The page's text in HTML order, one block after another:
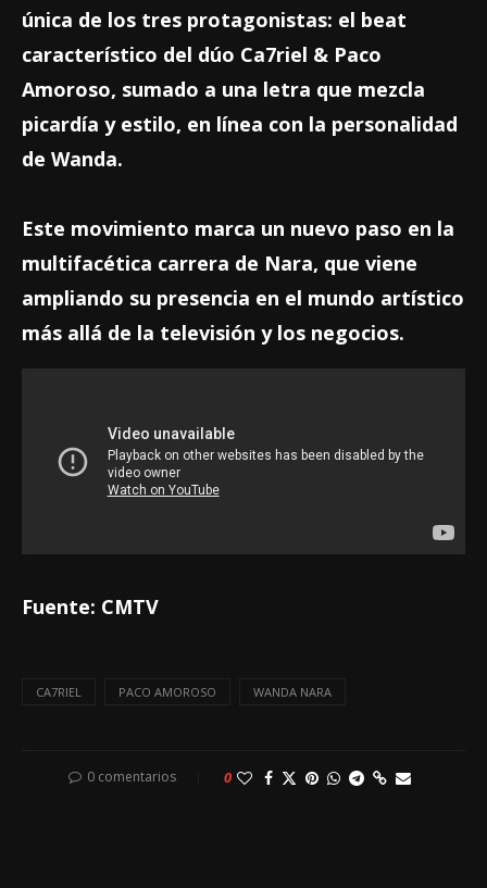
única de los tres protagonistas: el beat
característico del dúo Ca7riel & Paco
Amoroso, sumado a una letra que mezcla
picardía y estilo, en línea con la personalidad
de Wanda.
Este movimiento marca un nuevo paso en la
multifacética carrera de Nara, que viene
ampliando su presencia en el mundo artístico
más allá de la televisión y los negocios.
Fuente: CMTV
CA7RIEL PACO AMOROSO WANDA NARA
0 comentarios 0